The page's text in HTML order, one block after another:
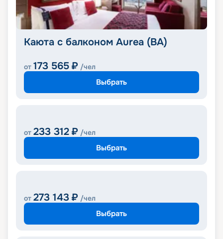
Каюта с балконом Aurea (BA)
от 173 565 ₽ /чел
Выбрать
от 233 312 ₽ /чел
Выбрать
от 273 143 ₽ /чел
Выбрать